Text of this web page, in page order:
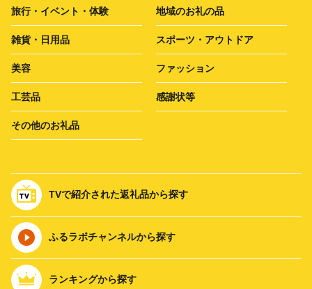
旅行・イベント・体験 地域のお礼の品
雑貨・日用品 スポーツ・アウトドア
美容 ファッション
工芸品 感謝状等
その他のお礼品
TVで紹介された返礼品から探す
ふるラボチャンネルから探す
ランキングから探す